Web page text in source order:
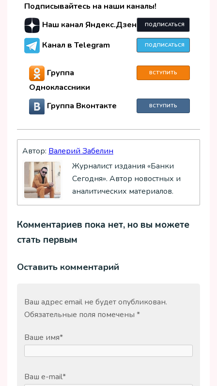
Подписывайтесь на наши каналы!
Наш канал Яндекс.Дзен
ПОДПИСАТЬСЯ
Канал в Telegram ПОДПИСАТЬСЯ
Группа
Одноклассники
ВСТУПИТЬ
Группа Вконтакте ВСТУПИТЬ
Автор: Валерий Забелин
Журналист издания «Банки
Сегодня». Автор новостных и
аналитических материалов.
Комментариев пока нет, но вы можете
стать первым
Оставить комментарий
Ваш адрес email не будет опубликован.
Обязательные поля помечены *
Ваше имя*
Ваш e-mail*